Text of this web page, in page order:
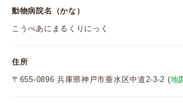
動物病院名（かな）
こうべあにまるくりにっく
住所
〒655-0896 兵庫県神戸市垂水区中道2-3-2 (地